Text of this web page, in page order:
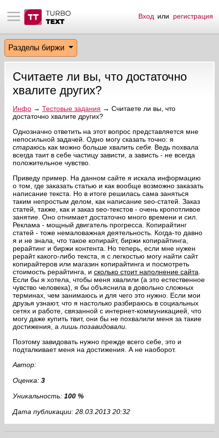
материалы
биржи
эфир
на сайте
пользователей
сообщения
по форуму
Вход или регистрация
Разделы биржи
Считаете ли вы, что достаточно
хвалите других?
Инфо→ Тестовые задания → Считаете ли вы, что
достаточно хвалите других?
Однозначно ответить на этот вопрос представляется мне
непосильной задачей. Одно могу сказать точно: я
стараюськак можно больше хвалить себя. Ведь похвала
всегда таит в себе частицу зависти, а зависть - не всегда
положительное чувство.
Приведу пример. На данном сайте я искала информацию
о том, где заказать статью и как вообще возможно заказать
написание текста. Но в итоге решилась сама заняться
таким непростым делом, как написание seo-статей. Заказ
статей, также, как и заказ seo-текстов - очень кропотливое
занятие. Оно отнимает достаточно много времени и сил.
Реклама - мощный двигатель прогресса. Копирайтинг
статей - тоже немаловажная деятельность. Когда-то давно
я и не знала, что такое копирайт, биржи копирайтинга,
рерайтинг и биржи контента. Но теперь, если мне нужен
рерайт какого-либо текста, я с легкостью могу найти сайт
копирайтеров или магазин копирайтинга и посмотреть
стоимость рерайтинга, и сколько стоит наполнение сайта
Если бы я хотела, чтобы меня хвалили (а это естественное
чувство человека), я бы объяснила в довольно сложных
терминах, чем занимаюсь и для чего это нужно. Если мои
друзья узнают, что я настолько разбираюсь в социальных
сетях и работе, связанной с интернет-коммуникацией, что
могу даже купить твит, они бы не похвалили меня за такие
достижения, а лишь позавидовали.
Поэтому завидовать нужно прежде всего себе, это и
подталкивает меня на достижения. А не наоборот.
Автор:
Оценка: 3
Уникальность: 100 %
Дата публикации: 28.03.2013 20:32